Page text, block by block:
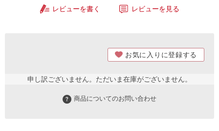
レビューを書く レビューを見る
お気に入りに登録する
申し訳ございません。ただいま在庫がございません。
商品についてのお問い合わせ